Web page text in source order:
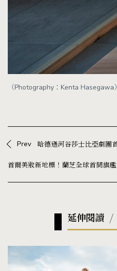
（Photography：Kenta Hasegawa）
Prev
延伸閱讀